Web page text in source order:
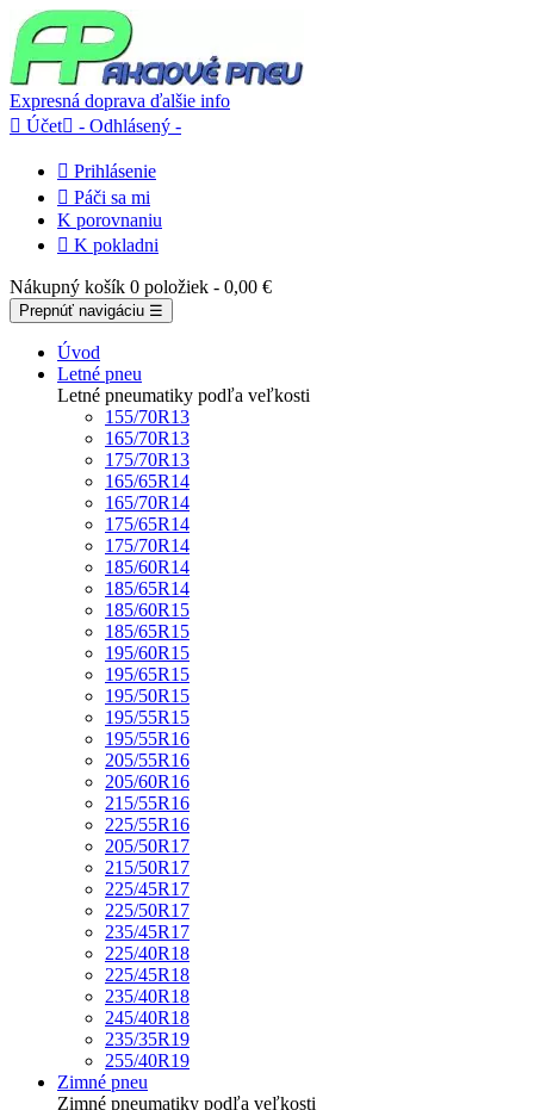
Expresná doprava ďalšie info
 Účet - Odhlásený -
 Prihlásenie
 Páči sa mi
K porovnaniu
 K pokladni
Nákupný košík 0 položiek - 0,00 €
Prepnúť navigáciu ☰
Úvod
Letné pneu
Letné pneumatiky podľa veľkosti
155/70R13
165/70R13
175/70R13
165/65R14
165/70R14
175/65R14
175/70R14
185/60R14
185/65R14
185/60R15
185/65R15
195/60R15
195/65R15
195/50R15
195/55R15
195/55R16
205/55R16
205/60R16
215/55R16
225/55R16
205/50R17
215/50R17
225/45R17
225/50R17
235/45R17
225/40R18
225/45R18
235/40R18
245/40R18
235/35R19
255/40R19
Zimné pneu
Zimné pneumatiky podľa veľkosti